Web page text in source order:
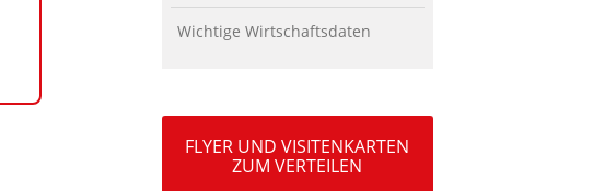
Wichtige Wirtschaftsdaten
FLYER UND VISITENKARTEN
ZUM VERTEILEN